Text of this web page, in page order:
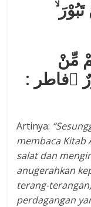
مِّنْ
﴿فاطر :
Artinya:
membaca Kitab
salat dan
anugerahkan
terang-
perdagangan